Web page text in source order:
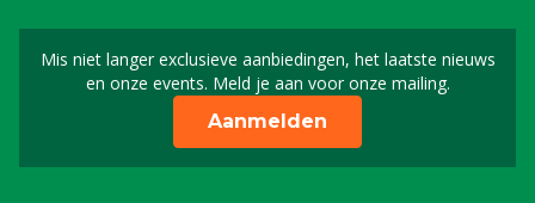
Mis niet langer exclusieve aanbiedingen, het laatste nieuws
en onze events. Meld je aan voor onze mailing.
Schrijf je in voor onze
Aanmelden